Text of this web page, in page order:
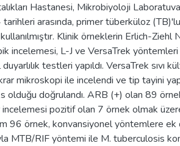
Hastanesi, Mikrobiyoloji
arasında, primer tüberküloz
Klinik örneklerin Erlich-Ziehl
incelemesi, L-J ve VersaTrek
testleri yapıldı. VersaTrek sıvı
mikroskopi ile incelendi ve tip tayini
olduğu doğrulandı. ARB (+) olan 89
pozitif olan 7 örnek olmak
96 örnek, konvansiyonel yöntemlere ek
MTB/RIF yöntemi ile M. tuberculosis